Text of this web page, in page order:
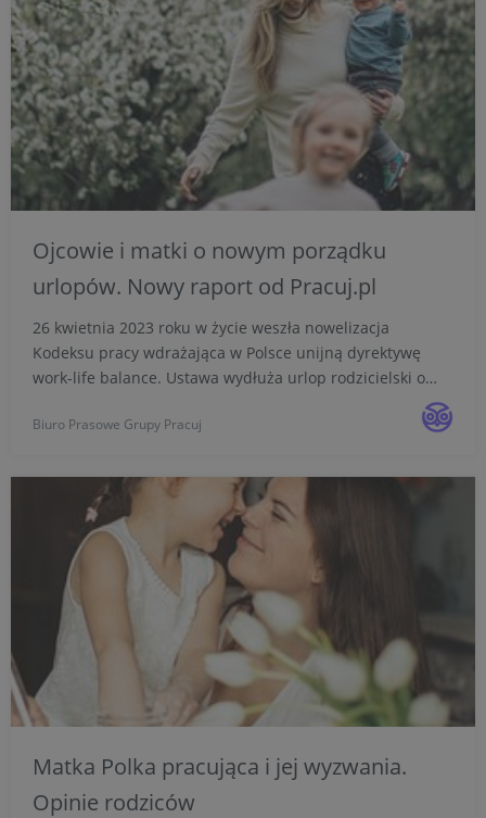
Ojcowie i matki o nowym porządku
urlopów. Nowy raport od Pracuj.pl
26 kwietnia 2023 roku w życie weszła nowelizacja
Kodeksu pracy wdrażająca w Polsce unijną dyrektywę
work-life balance. Ustawa wydłuża urlop rodzicielski o
świadomość dużego potencjału zmian, które mogą zajść
Biuro Prasowe Grupy Pracuj
Matka Polka pracująca i jej wyzwania.
Opinie rodziców